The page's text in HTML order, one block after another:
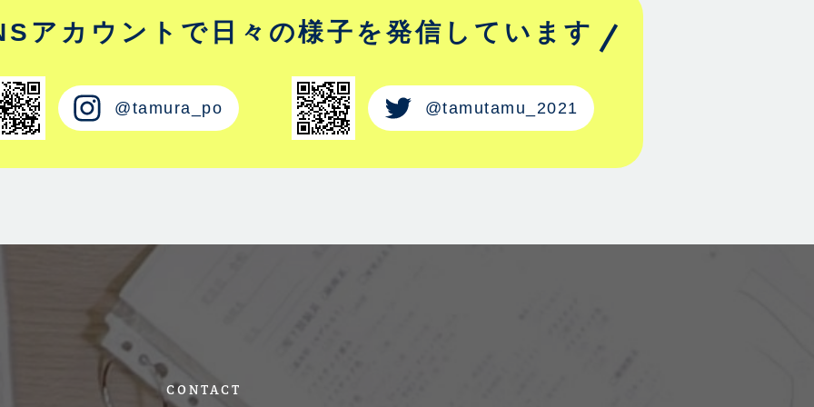
アカウントで 日々の様子を発信しています
@tamura_po @tamutamu_2021
CONTACT